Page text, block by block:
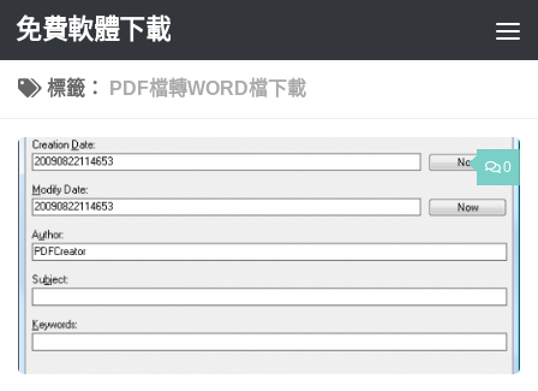
Skip to content
免費軟體下載
標籤： PDF檔轉WORD檔下載
0